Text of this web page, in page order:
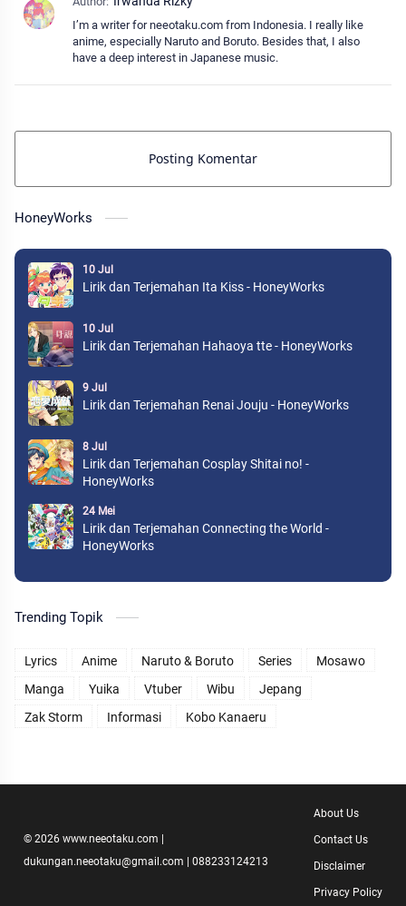
I’m a writer for neeotaku.com from Indonesia. I really like
anime, especially Naruto and Boruto. Besides that, I also
have a deep interest in Japanese music.
Posting Komentar
HoneyWorks
10 Jul
Lirik dan Terjemahan Ita Kiss - HoneyWorks
10 Jul
Lirik dan Terjemahan Hahaoya tte - HoneyWorks
9 Jul
Lirik dan Terjemahan Renai Jouju - HoneyWorks
8 Jul
Lirik dan Terjemahan Cosplay Shitai no! -
HoneyWorks
24 Mei
Lirik dan Terjemahan Connecting the World -
HoneyWorks
Trending Topik
Lyrics Anime Naruto & Boruto Series
Mosawo
Manga
Yuika Vtuber Wibu
Jepang
Zak Storm
Informasi Kobo Kanaeru
© 2026 www.neeotaku.com |
dukungan.neeotaku@gmail.com | 088233124213
About Us
Contact Us
Disclaimer
Privacy Policy